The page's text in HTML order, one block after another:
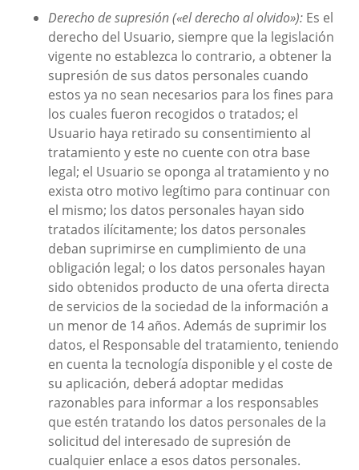
Derecho de supresión («el derecho al olvido»): Es el
derecho del Usuario, siempre que la legislación
vigente no establezca lo contrario, a obtener la
supresión de sus datos personales cuando
estos ya no sean necesarios para los fines para
los cuales fueron recogidos o tratados; el
Usuario haya retirado su consentimiento al
tratamiento y este no cuente con otra base
legal; el Usuario se oponga al tratamiento y no
exista otro motivo legítimo para continuar con
el mismo; los datos personales hayan sido
tratados ilícitamente; los datos personales
deban suprimirse en cumplimiento de una
obligación legal; o los datos personales hayan
sido obtenidos producto de una oferta directa
de servicios de la sociedad de la información a
un menor de 14 años. Además de suprimir los
datos, el Responsable del tratamiento, teniendo
en cuenta la tecnología disponible y el coste de
su aplicación, deberá adoptar medidas
razonables para informar a los responsables
que estén tratando los datos personales de la
solicitud del interesado de supresión de
cualquier enlace a esos datos personales.